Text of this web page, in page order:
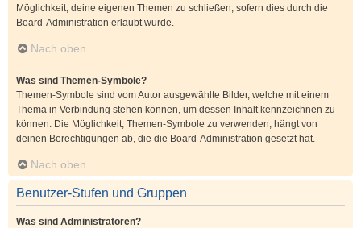
Möglichkeit, deine eigenen Themen zu schließen, sofern dies durch die
Board-Administration erlaubt wurde.
Nach oben
Was sind Themen-Symbole?
Themen-Symbole sind vom Autor ausgewählte Bilder, welche mit einem
Thema in Verbindung stehen können, um dessen Inhalt kennzeichnen zu
können. Die Möglichkeit, Themen-Symbole zu verwenden, hängt von
deinen Berechtigungen ab, die die Board-Administration gesetzt hat.
Nach oben
Benutzer-Stufen und Gruppen
Was sind Administratoren?